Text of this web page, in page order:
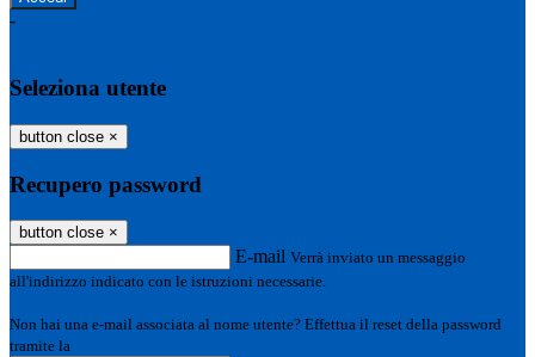
-
Seleziona utente
button close ×
Recupero password
button close ×
E-mail Verrà inviato un messaggio
all'indirizzo indicato con le istruzioni necessarie.
Non hai una e-mail associata al nome utente? Effettua il reset della password
tramite la